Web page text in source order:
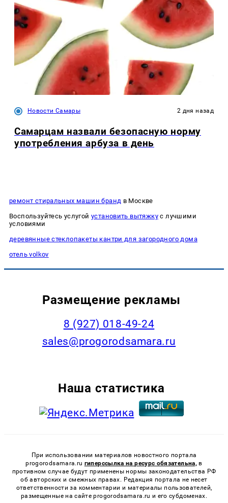
Новости Самары 2 дня назад
Самарцам назвали безопасную норму
употребления арбуза в день
ремонт стиральных машин бранд в Москве
Воспользуйтесь услугой установить вытяжку с лучшими
условиями
деревянные стеклопакеты кантри для загородного дома
отель volkov
Размещение рекламы
8 (927) 018-49-24
sales@progorodsamara.ru
Наша статистика
При использовании материалов новостного портала
progorodsamara.ru гиперссылка на ресурс обязательна, в
противном случае будут применены нормы законодательства РФ
об авторских и смежных правах. Редакция портала не несет
ответственности за комментарии и материалы пользователей,
размещенные на сайте progorodsamara.ru и его субдоменах.